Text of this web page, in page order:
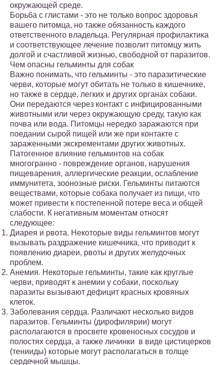
окружающей среде.
Борьба с глистами - это не только вопрос здоровья
вашего питомца, но также обязанность каждого
ответственного владельца. Регулярная профилактика
и соответствующее лечение позволит питомцу жить
долгой и счастливой жизнью, свободной от паразитов.
Чем опасны гельминты для собак
Важно понимать, что гельминты - это паразитические
черви, которые могут обитать не только в кишечнике,
но также в сердце, легких и других органах собаки.
Они передаются через контакт с инфицированными
животными или через окружающую среду, такую как
почва или вода. Питомцы нередко заражаются при
поедании сырой пищей или же при контакте с
зараженными экскрементами других животных.
Патогенное влияние гельминтов на собак
многогранно - повреждение органов, нарушения
пищеварения, аллергические реакции, ослабление
иммунитета, зоонозные риски. Гельминты питаются
веществами, которые собака получает из пищи, что
может привести к постепенной потере веса и общей
слабости. К негативным моментам относят
следующее:
Диарея и рвота. Некоторые виды гельминтов могут
вызывать раздражение кишечника, что приводит к
появлению диареи, рвоты и других желудочных
проблем.
Анемия. Некоторые гельминты, такие как круглые
черви, приводят к анемии у собаки, поскольку
паразиты вызывают дефицит красных кровяных
клеток.
Заболевания сердца. Различают несколько видов
паразитов. Гельминты (дирофилярии) могут
располагаются в просвете кровеносных сосудов и
полостях сердца, а также личинки в виде цистицерков
(тенииды) которые могут располагаться в толще
сердечной мышцы.